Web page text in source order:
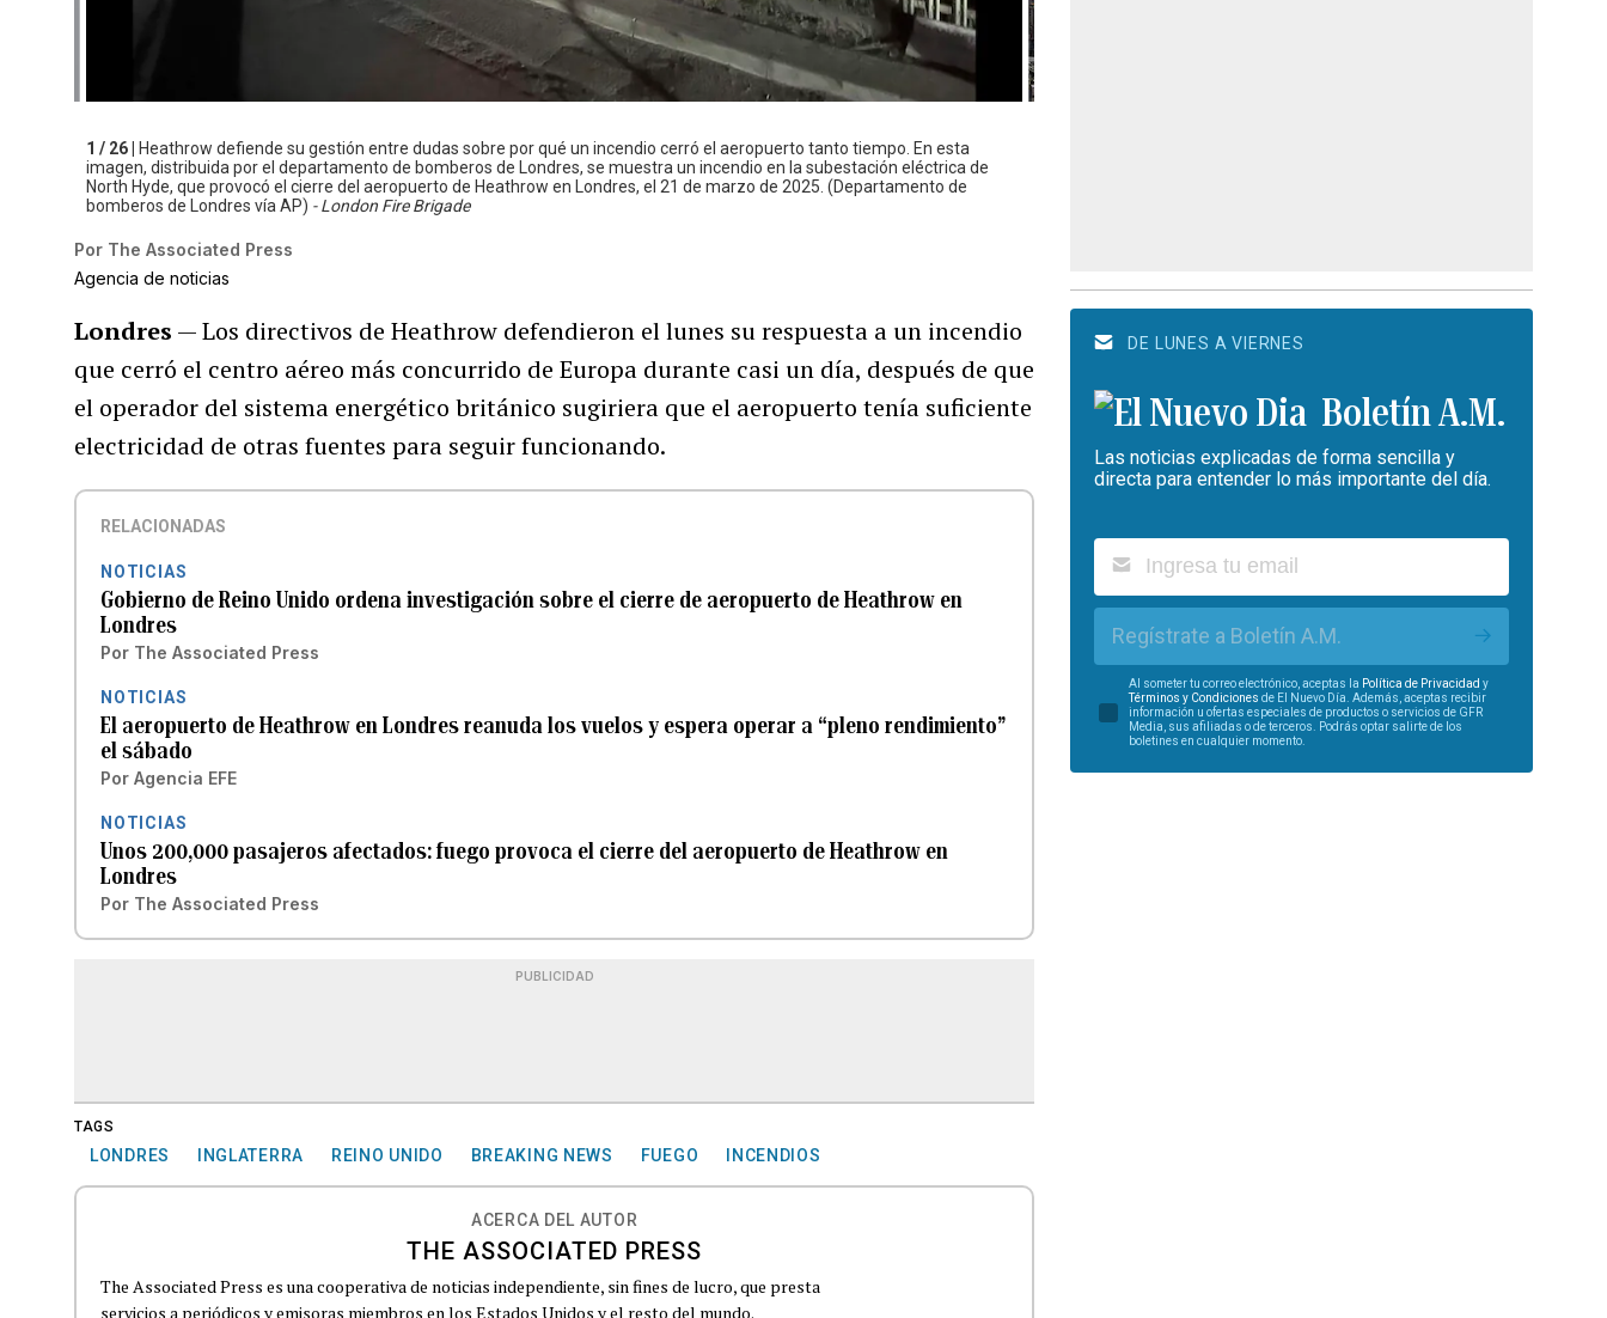
1 / 26 |
Heathrow defiende su gestión entre dudas sobre por qué un incendio cerró el aeropuerto tanto tiempo. En esta
imagen, distribuida por el departamento de bomberos de Londres, se muestra un incendio en la subestación eléctrica de
North Hyde, que provocó el cierre del aeropuerto de Heathrow en Londres, el 21 de marzo de 2025. (Departamento de
bomberos de Londres vía AP) - London Fire Brigade
Por The Associated Press
Agencia de noticias
Londres — Los directivos de Heathrow defendieron el lunes su respuesta a un incendio
que cerró el centro aéreo más concurrido de Europa durante casi un día, después de que
el operador del sistema energético británico sugiriera que el aeropuerto tenía suficiente
electricidad de otras fuentes para seguir funcionando.
RELACIONADAS
NOTICIAS
Gobierno de Reino Unido ordena investigación sobre el cierre de aeropuerto de Heathrow en
Londres
Por The Associated Press
NOTICIAS
El aeropuerto de Heathrow en Londres reanuda los vuelos y espera operar a “pleno rendimiento”
el sábado
Por Agencia EFE
NOTICIAS
Unos 200,000 pasajeros afectados: fuego provoca el cierre del aeropuerto de Heathrow en
Londres
Por The Associated Press
PUBLICIDAD
TAGS
LONDRES INGLATERRA REINO UNIDO BREAKING NEWS FUEGO INCENDIOS
ACERCA DEL AUTOR
THE ASSOCIATED PRESS
The Associated Press es una cooperativa de noticias independiente, sin fines de lucro, que presta
servicios a periódicos y emisoras miembros en los Estados Unidos y el resto del mundo.
DE LUNES A VIERNES
Boletín A.M.
Las noticias explicadas de forma sencilla y
directa para entender lo más importante del día.
Regístrate a Boletín A.M.
Al someter tu correo electrónico, aceptas la Política de Privacidad y
Términos y Condiciones de El Nuevo Día. Además, aceptas recibir
información u ofertas especiales de productos o servicios de GFR
Media, sus afiliadas o de terceros. Podrás optar salirte de los
boletines en cualquier momento.